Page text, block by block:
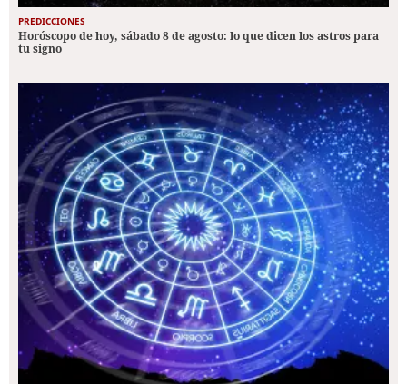
PREDICCIONES
Horóscopo de hoy, sábado 8 de agosto: lo que dicen los astros para
tu signo